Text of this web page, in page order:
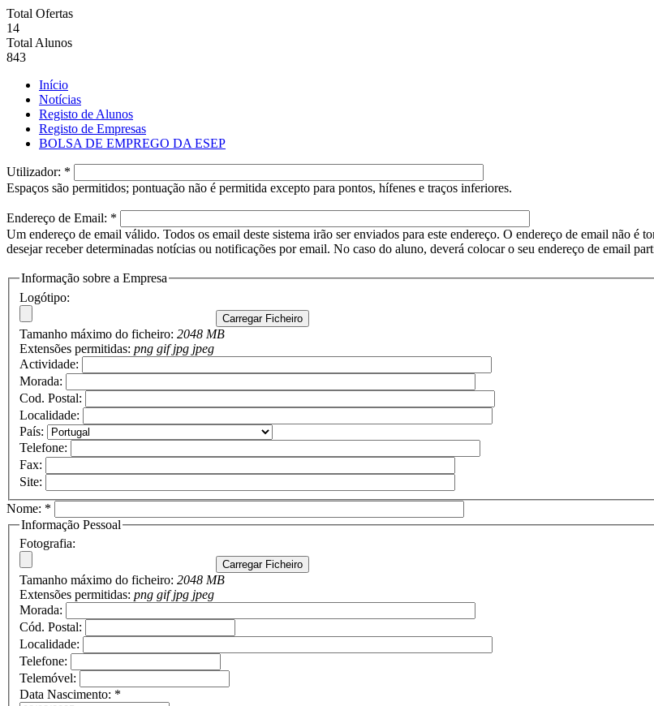
Total Ofertas
14
Total Alunos
843
Início
Notícias
Registo de Alunos
Registo de Empresas
BOLSA DE EMPREGO DA ESEP
Utilizador: *
Espaços são permitidos; pontuação não é permitida excepto para pontos, hífenes e traços inferiores.
Endereço de Email: *
Um endereço de email válido. Todos os email deste sistema irão ser enviados para este endereço. O endereço de email não é
desejar receber determinadas notícias ou notificações por email. No caso do aluno, deverá colocar o seu endereço de email
Informação sobre a Empresa
Logótipo:
Tamanho máximo do ficheiro: 2048 MB
Extensões permitidas: png gif jpg jpeg
Actividade:
Morada:
Cod. Postal:
Localidade:
País:
Telefone:
Fax:
Site:
Nome: *
Informação Pessoal
Fotografia:
Tamanho máximo do ficheiro: 2048 MB
Extensões permitidas: png gif jpg jpeg
Morada:
Cód. Postal:
Localidade:
Telefone:
Telemóvel:
Data Nascimento: *